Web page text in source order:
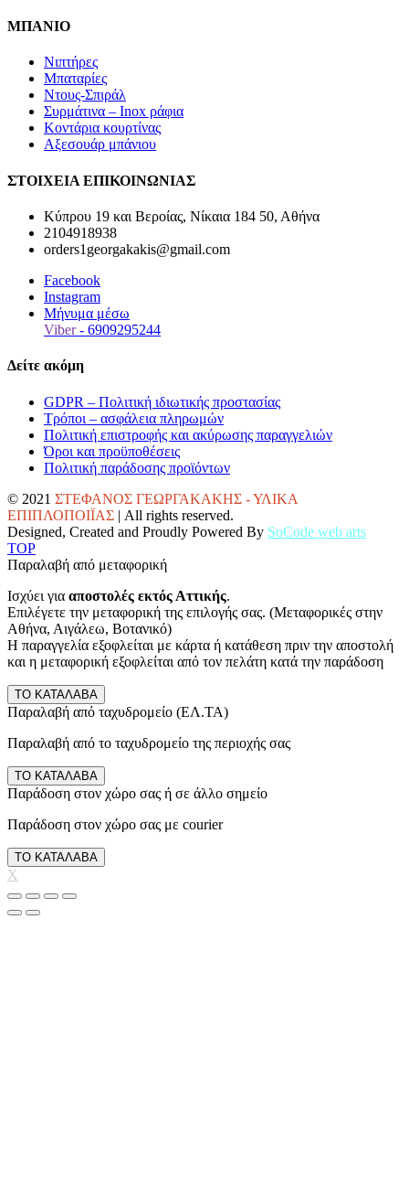
ΜΠΑΝΙΟ
Νιπτήρες
Μπαταρίες
Ντους-Σπιράλ
Συρμάτινα – Inox ράφια
Κοντάρια κουρτίνας
Αξεσουάρ μπάνιου
ΣΤΟΙΧΕΙΑ ΕΠΙΚΟΙΝΩΝΙΑΣ
Κύπρου 19 και Βεροίας, Νίκαια 184 50, Αθήνα
2104918938
orders1georgakakis@gmail.com
Facebook
Instagram
Μήνυμα μέσω
Viber- 6909295244
Δείτε ακόμη
GDPR – Πολιτική ιδιωτικής προστασίας
Τρόποι – ασφάλεια πληρωμών
Πολιτική επιστροφής και ακύρωσης παραγγελιών
Όροι και προϋποθέσεις
Πολιτική παράδοσης προϊόντων
© 2021 ΣΤΕΦΑΝΟΣ ΓΕΩΡΓΑΚΑΚΗΣ - ΥΛΙΚΑ
ΕΠΙΠΛΟΠΟΙΪΑΣ | All rights reserved.
Designed, Created and Proudly Powered By SoCode web arts
TOP
Παραλαβή από μεταφορική
Ισχύει για αποστολές εκτός Αττικής.
Επιλέγετε την μεταφορική της επιλογής σας. (Μεταφορικές στην
Αθήνα, Αιγάλεω, Βοτανικό)
Η παραγγελία εξοφλείται με κάρτα ή κατάθεση πριν την αποστολή
και η μεταφορική εξοφλείται από τον πελάτη κατά την παράδοση
ΤΟ ΚΑΤΑΛΑΒΑ
Παραλαβή από ταχυδρομείο (ΕΛ.ΤΑ)
Παραλαβή από το ταχυδρομείο της περιοχής σας
ΤΟ ΚΑΤΑΛΑΒΑ
Παράδοση στον χώρο σας ή σε άλλο σημείο
Παράδοση στον χώρο σας με courier
ΤΟ ΚΑΤΑΛΑΒΑ
X